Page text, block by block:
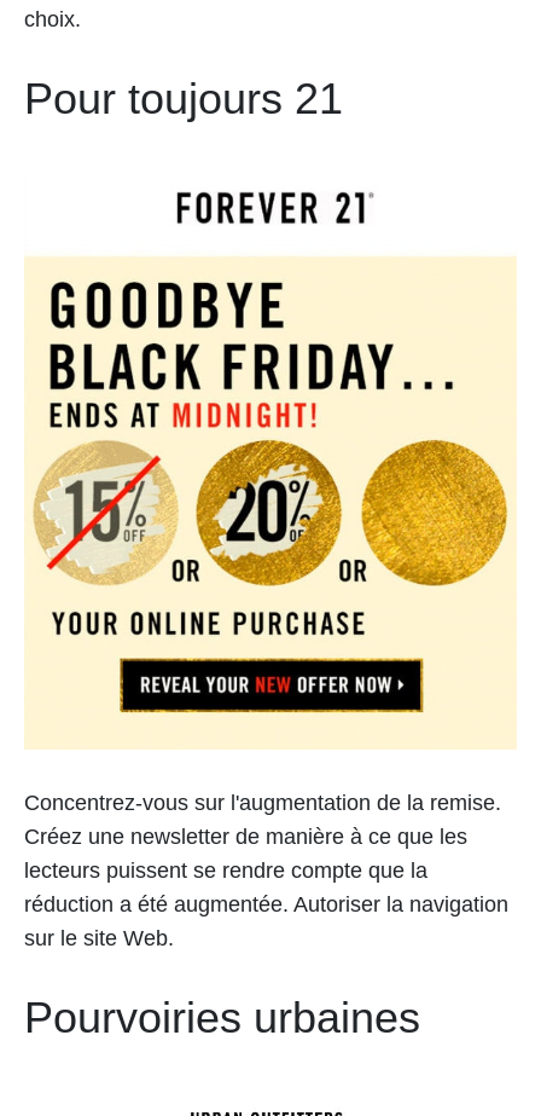
choix.
Pour toujours 21
Concentrez-vous sur l'augmentation de la remise.
Créez une newsletter de manière à ce que les
lecteurs puissent se rendre compte que la
réduction a été augmentée. Autoriser la navigation
sur le site Web.
Pourvoiries urbaines